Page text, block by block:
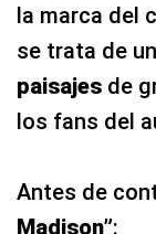
la marca del
se trata de un
paisajes de
los fans del
Antes de
Madison”: